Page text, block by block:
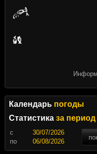
Календарь погоды
Статистика за период
c
по